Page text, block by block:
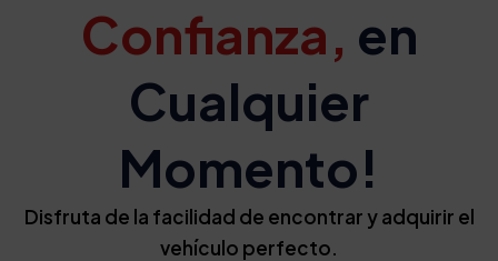
Confianza, en
Cualquier
Momento!
Disfruta de la facilidad de encontrar y adquirir el
vehículo perfecto.